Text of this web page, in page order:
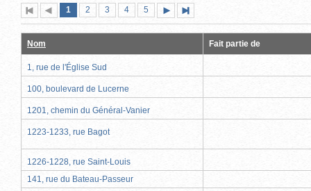
Première
page
Page
précédente
Page
1 (page
actuelle)
Page
2 Page
3 Page
4 Page
5
suivante
page
Nom Fait partie de
1, rue de l'Église Sud
100, boulevard de Lucerne
1201, chemin du Général-Vanier
1223-1233, rue Bagot
1226-1228, rue Saint-Louis
141, rue du Bateau-Passeur